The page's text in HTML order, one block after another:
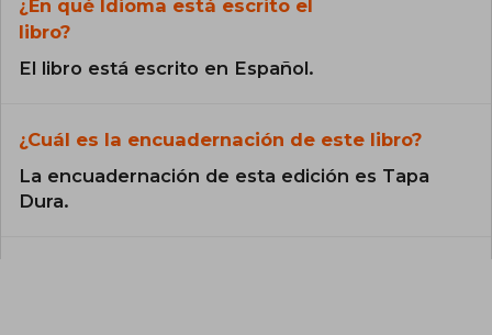
¿En qué Idioma está escrito el
libro?
El libro está escrito en Español.
¿Cuál es la encuadernación de este libro?
La encuadernación de esta edición es Tapa
Dura.